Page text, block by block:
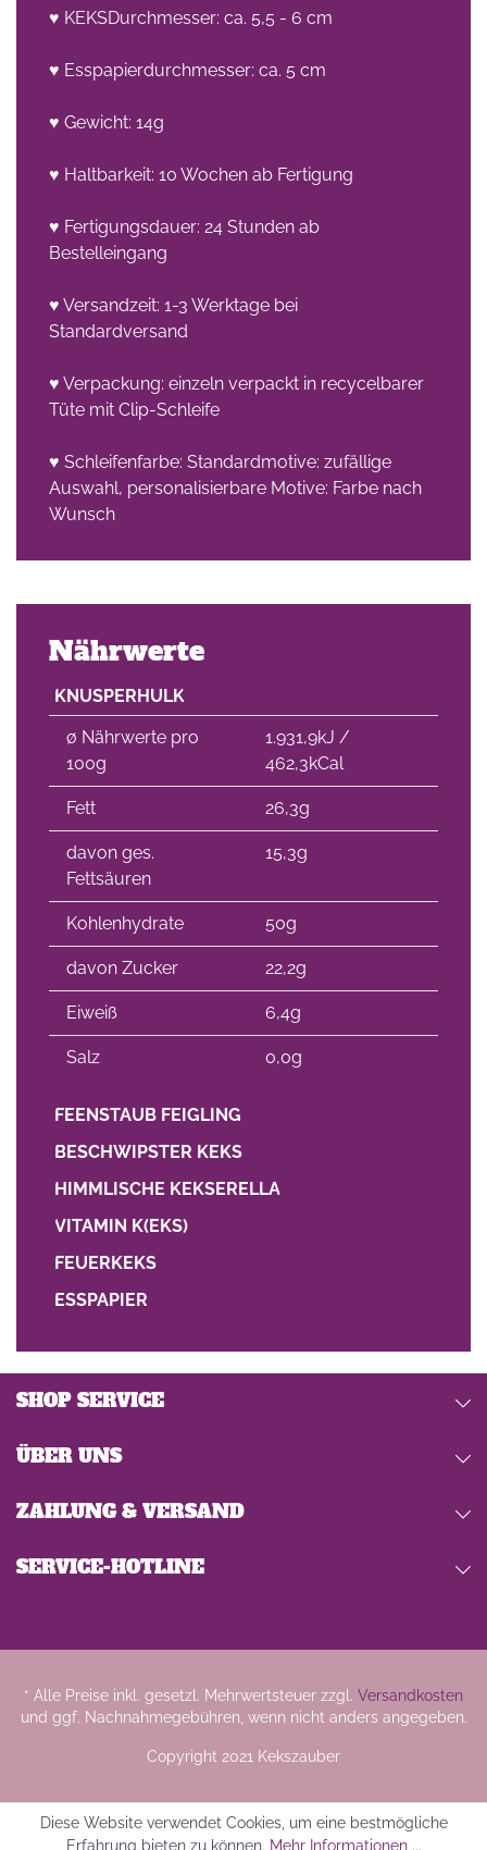
♥ KEKSDurchmesser: ca. 5,5 - 6 cm
♥ Esspapierdurchmesser: ca. 5 cm
♥ Gewicht: 14g
♥ Haltbarkeit: 10 Wochen ab Fertigung
♥ Fertigungsdauer: 24 Stunden ab
Bestelleingang
♥ Versandzeit: 1-3 Werktage bei
Standardversand
♥ Verpackung: einzeln verpackt in recycelbarer
Tüte mit Clip-Schleife
♥ Schleifenfarbe: Standardmotive: zufällige
Auswahl, personalisierbare Motive: Farbe nach
Wunsch
Nährwerte
KNUSPERHULK
∅ Nährwerte pro
100g
1.931,9kJ /
462,3kCal
Fett 26,3g
davon ges.
Fettsäuren
15,3g
Kohlenhydrate 50g
davon Zucker 22,2g
Eiweiß 6,4g
Salz 0,0g
FEENSTAUB FEIGLING
BESCHWIPSTER KEKS
HIMMLISCHE KEKSERELLA
VITAMIN K(EKS)
FEUERKEKS
ESSPAPIER
SERVICE-HOTLINE
SHOP SERVICE
ÜBER UNS
ZAHLUNG & VERSAND
* Alle Preise inkl. gesetzl. Mehrwertsteuer zzgl. Versandkosten
und ggf. Nachnahmegebühren, wenn nicht anders angegeben.
Copyright 2021 Kekszauber
Diese Website verwendet Cookies, um eine bestmögliche
Erfahrung bieten zu können. Mehr Informationen ...